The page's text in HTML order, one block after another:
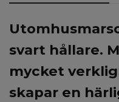
svart hållare.
mycket
skapar en